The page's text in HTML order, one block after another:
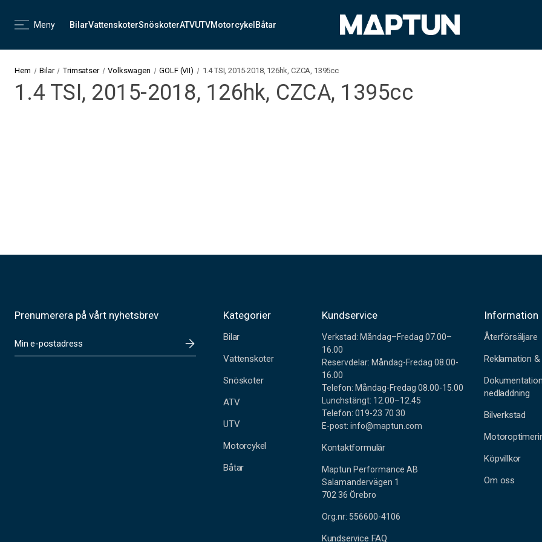
Meny BilarVattenskoterSnöskoterATVUTVMotorcykel Båtar
Hem Bilar Trimsatser Volkswagen GOLF (VII) 1.4 TSI, 2015-2018, 126hk, CZCA, 1395cc
1.4 TSI, 2015-2018, 126hk, CZCA, 1395cc
Prenumerera på vårt nyhetsbrev
-
Kategorier
Bilar
Vattenskoter
Snöskoter
ATV
UTV
Motorcykel
Båtar
Kundservice
Verkstad: Måndag–Fredag 07.00–
16.00
Reservdelar: Måndag-Fredag 08.00-
16.00
Telefon: Måndag-Fredag 08.00-15.00
Lunchstängt: 12.00–12.45
Telefon: 019-23 70 30
E-post: info@maptun.com
Kontaktformulär
Maptun Performance AB
Salamandervägen 1
702 36 Örebro
Org.nr: 556600-4106
Kundservice FAQ
Information
Återförsäljare
Reklamation
nedladdning
Bilverkstad
Köpvillkor
Om oss